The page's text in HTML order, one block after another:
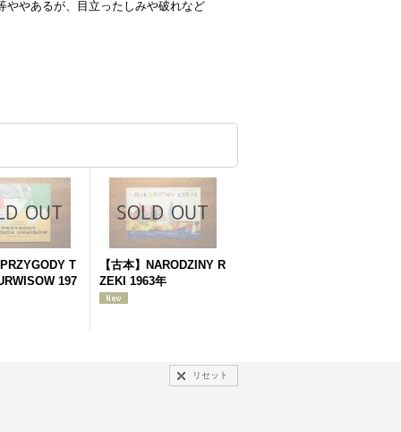
ややあるが、目立ったしみや破れなど
T
197
【古本】NARODZINY R
ZEKI 1963年
リセット